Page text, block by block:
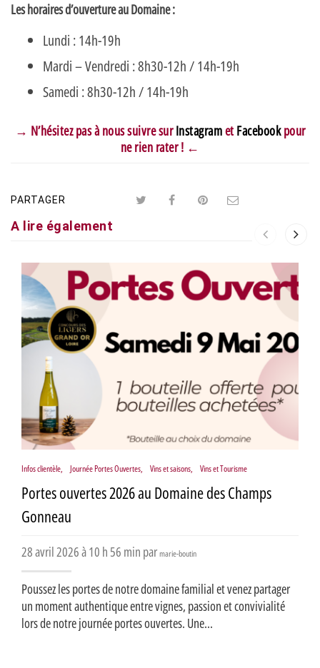
Les horaires d’ouverture au Domaine :
Lundi : 14h-19h
Mardi – Vendredi : 8h30-12h / 14h-19h
Samedi : 8h30-12h / 14h-19h
→ N’hésitez pas à nous suivre surInstagramet Facebookpour
ne rien rater ! ←
PARTAGER
A lire également
Infos clientèle, Journée Portes Ouvertes, Vins et saisons, Vins et Tourisme
Portes ouvertes 2026 au Domaine des Champs
Gonneau
28 avril 2026 à 10 h 56 min parmarie-boutin
Poussez les portes de notre domaine familial et venez partager
un moment authentique entre vignes, passion et convivialité
lors de notre journée portes ouvertes. Une...